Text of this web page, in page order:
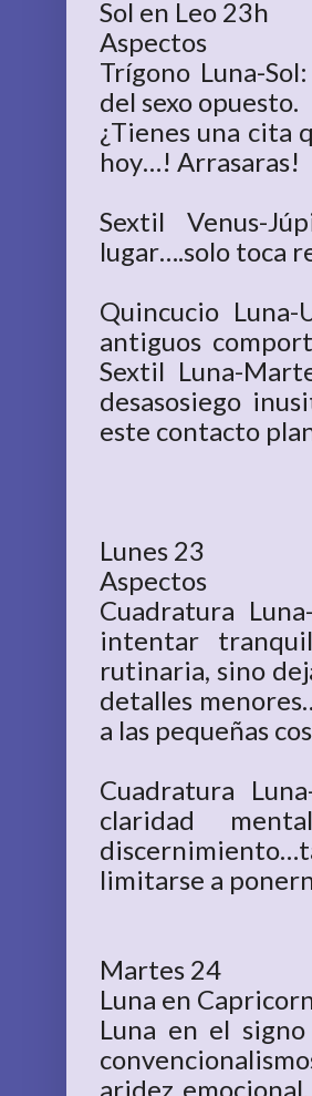
Sol en Leo 23h
Aspectos
Trígono Luna-
del sexo opuesto.
¿Tienes una cita
hoy…! Arrasaras!
Sextil Venus-
lugar….solo toca
Quincucio
antiguos
Sextil Luna-
desasosiego
este contacto
Lunes 23
Aspectos
Cuadratura
intentar
rutinaria, sino
detalles
a las pequeñas
Cuadratura
claridad
limitarse a
Martes 24
Luna en
Luna en el
aridez